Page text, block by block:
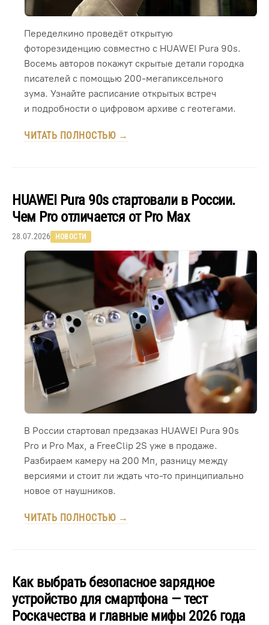
Переделкино проведёт открытую
фоторезиденцию совместно с HUAWEI Pura 90s.
Восемь авторов покажут скрытые детали городка
писателей с помощью 200-мегапиксельного
зума. Узнайте расписание открытых встреч
и подробности о цифровом архиве с геотегами.
ЧИТАТЬ ПОЛНОСТЬЮ →
HUAWEI Pura 90s стартовали в России.
Чем Pro отличается от Pro Max
28.07.2026 НОВОСТИ
В России стартовал предзаказ HUAWEI Pura 90s
Pro и Pro Max, а FreeClip 2S уже в продаже.
Разбираем камеру на 200 Мп, разницу между
версиями и стоит ли ждать что-то принципиально
новое от наушников.
ЧИТАТЬ ПОЛНОСТЬЮ →
Как выбрать безопасное зарядное
устройство для смартфона — тест
Роскачества и главные мифы 2026 года